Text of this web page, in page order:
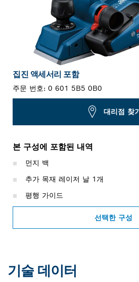
집진 액세서리 포함
주문 번호: 0 601 5B5 0B0
대리점 찾기
본 구성에 포함된 내역
먼지 백
추가 목재 레이저 날 1개
평행 가이드
선택한 구성
기술 데이터